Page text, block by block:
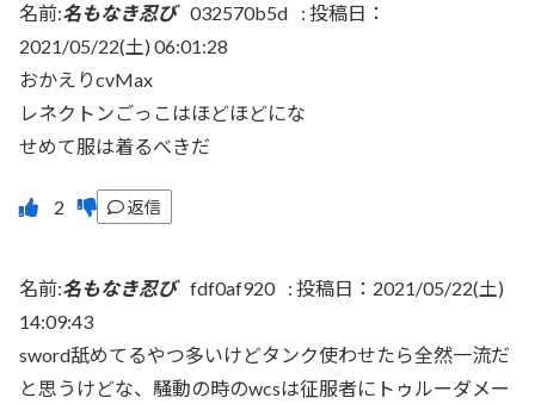
名前:名もなき忍び 032570b5d : 投稿日：
2021/05/22(土) 06:01:28
おかえりcvMax
レネクトンごっこはほどほどにな
せめて服は着るべきだ
返信
名前:名もなき忍び fdf0af920 : 投稿日：2021/05/22(土)
14:09:43
sword舐めてるやつ多いけどタンク使わせたら全然一流だ
と思うけどな、騒動の時のwcsは征服者にトゥルーダメー